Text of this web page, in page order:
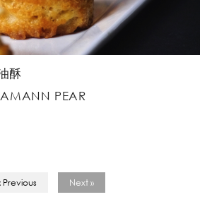
酥
PEAR
Previous Next »